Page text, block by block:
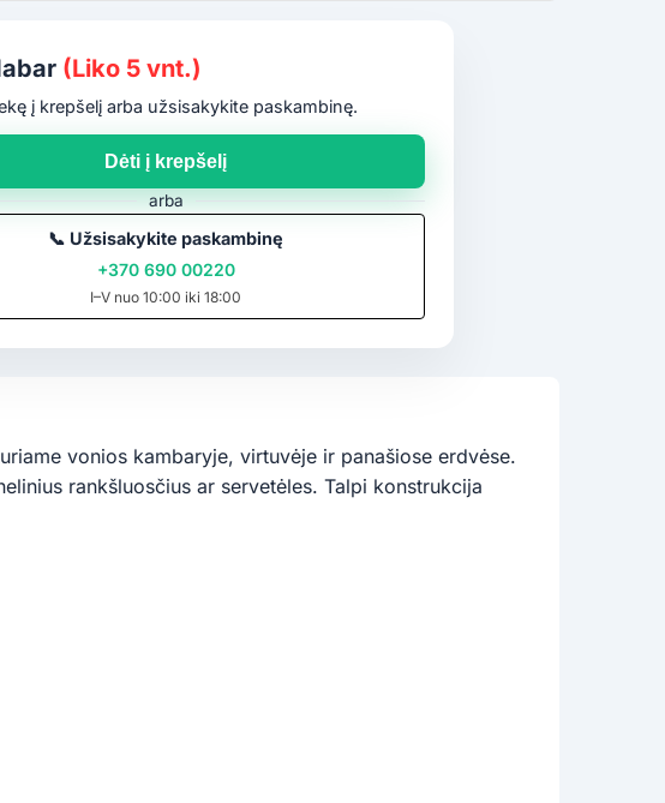
(Liko 5 vnt.)
į krepšelį arba užsisakykite paskambinę.
Dėti į krepšelį
arba
📞 Užsisakykite paskambinę
+370 690 00220
I–V nuo 10:00 iki 18:00
vonios kambaryje, virtuvėje ir panašiose erdvėse.
rankšluosčius ar servetėles. Talpi konstrukcija